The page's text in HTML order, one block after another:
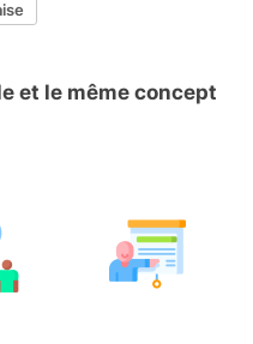
et le même concept